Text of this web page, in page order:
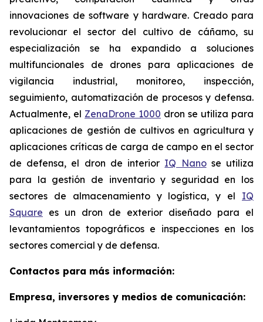
innovaciones de software y hardware. Creado para
revolucionar el sector del cultivo de cáñamo, su
especialización se ha expandido a soluciones
multifuncionales de drones para aplicaciones de
vigilancia industrial, monitoreo, inspección,
seguimiento, automatización de procesos y defensa.
Actualmente, el ZenaDrone 1000 dron se utiliza para
aplicaciones de gestión de cultivos en agricultura y
aplicaciones críticas de carga de campo en el sector
de defensa, el dron de interior IQ Nanose utiliza
para la gestión de inventario y seguridad en los
sectores de almacenamiento y logística, y el IQ
Square es un dron de exterior diseñado para el
levantamientos topográficos e inspecciones en los
sectores comercial y de defensa.
Contactos para más información:
Empresa, inversores y medios de comunicación: